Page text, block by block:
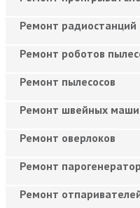
Ремонт радиостанций
Ремонт роботов
Ремонт пылесосов
Ремонт швейных
Ремонт оверлоков
Ремонт
Ремонт